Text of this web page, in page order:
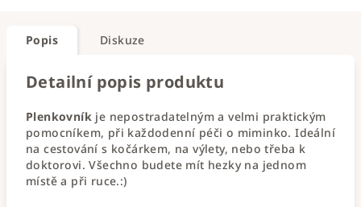
Popis Diskuze
Detailní popis produktu
Plenkovník je nepostradatelným a velmi praktickým
pomocníkem, při každodenní péči o miminko. Ideální
na cestování s kočárkem, na výlety, nebo třeba k
doktorovi. Všechno budete mít hezky na jednom
místě a při ruce.:)